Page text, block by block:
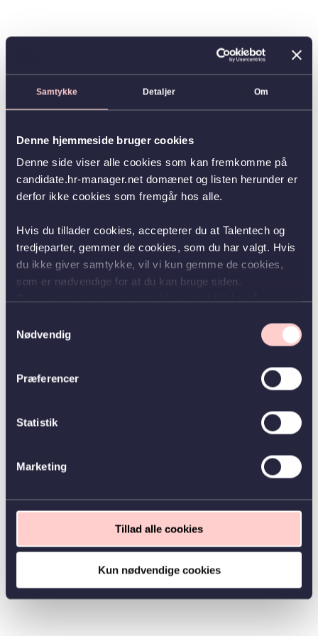
Samtykke Detaljer Om
Denne hjemmeside bruger cookies
Denne side viser alle cookies som kan fremkomme på
candidate.hr-manager.net domænet og listen herunder er
derfor ikke cookies som fremgår hos alle.
Hvis du tillader cookies, accepterer du at Talentech og
tredjeparter, gemmer de cookies, som du har valgt. Hvis
du ikke giver samtykke, vil vi kun gemme de cookies,
som er nødvendige for at du kan bruge siden.
Nødvendig
Præferencer
Statistik
Marketing
Tillad alle cookies
Kun nødvendige cookies